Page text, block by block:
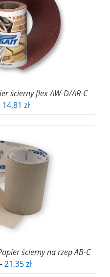
328,50 zł
ścierny flex AW-D/AR-C
14,81 złZakres
do
14,81 zł
ścierny na rzep AB-C
21,35złZakres